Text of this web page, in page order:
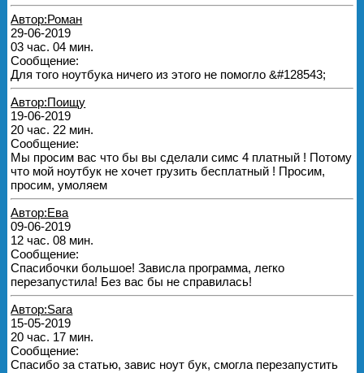
Автор:Роман
29-06-2019
03 час. 04 мин.
Сообщение:
Для того ноутбука ничего из этого не помогло &#128543;
Автор:Поищу
19-06-2019
20 час. 22 мин.
Сообщение:
Мы просим вас что бы вы сделали симс 4 платный ! Потому
что мой ноутбук не хочет грузить бесплатный ! Просим,
просим, умоляем
Автор:Ева
09-06-2019
12 час. 08 мин.
Сообщение:
Спасибочки большое! Зависла программа, легко
перезапустила! Без вас бы не справилась!
Автор:Sara
15-05-2019
20 час. 17 мин.
Сообщение:
Спасибо за статью, завис ноут бук, смогла перезапустить